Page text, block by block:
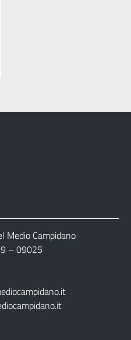
Medio Campidano
– 09025